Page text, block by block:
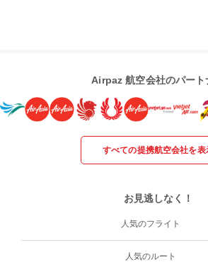
Airpaz 航空会社のパート
すべての提携航空会社を表
お見逃しなく！
人気のフライト
人気のルート